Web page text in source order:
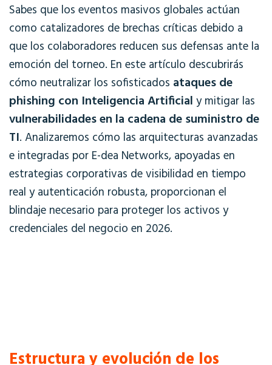
Sabes que los eventos masivos globales actúan
como catalizadores de brechas críticas debido a
que los colaboradores reducen sus defensas ante la
emoción del torneo. En este artículo descubrirás
cómo neutralizar los sofisticados ataques de
phishing con Inteligencia Artificial y mitigar las
vulnerabilidades en la cadena de suministro de
TI. Analizaremos cómo las arquitecturas avanzadas
e integradas por E-dea Networks, apoyadas en
estrategias corporativas de visibilidad en tiempo
real y autenticación robusta, proporcionan el
blindaje necesario para proteger los activos y
credenciales del negocio en 2026.
Estructura y evolución de los